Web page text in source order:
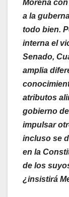
Morena
a la
todo bien.
interna el
Senado,
amplia
atributos
gobierno
impulsar
incluso se
en la
de los
¿insistirá